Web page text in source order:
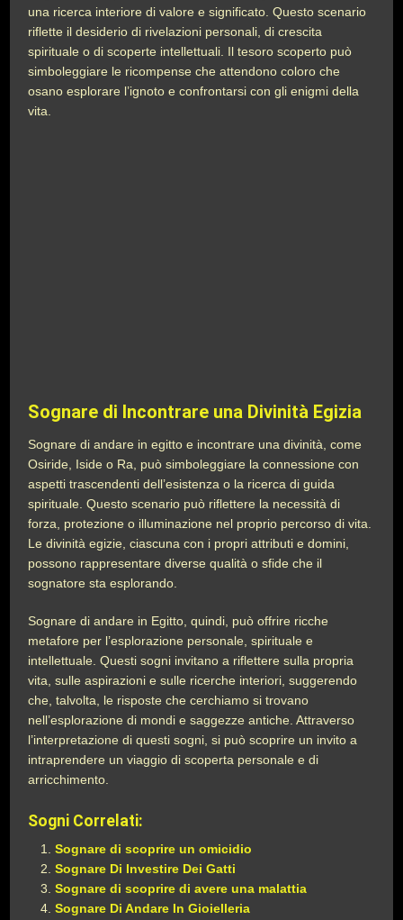
una ricerca interiore di valore e significato. Questo scenario
riflette il desiderio di rivelazioni personali, di crescita
spirituale o di scoperte intellettuali. Il tesoro scoperto può
simboleggiare le ricompense che attendono coloro che
osano esplorare l’ignoto e confrontarsi con gli enigmi della
vita.
Sognare di Incontrare una Divinità Egizia
Sognare di andare in egitto e incontrare una divinità, come
Osiride, Iside o Ra, può simboleggiare la connessione con
aspetti trascendenti dell’esistenza o la ricerca di guida
spirituale. Questo scenario può riflettere la necessità di
forza, protezione o illuminazione nel proprio percorso di vita.
Le divinità egizie, ciascuna con i propri attributi e domini,
possono rappresentare diverse qualità o sfide che il
sognatore sta esplorando.
Sognare di andare in Egitto, quindi, può offrire ricche
metafore per l’esplorazione personale, spirituale e
intellettuale. Questi sogni invitano a riflettere sulla propria
vita, sulle aspirazioni e sulle ricerche interiori, suggerendo
che, talvolta, le risposte che cerchiamo si trovano
nell’esplorazione di mondi e saggezze antiche. Attraverso
l’interpretazione di questi sogni, si può scoprire un invito a
intraprendere un viaggio di scoperta personale e di
arricchimento.
Sogni Correlati:
Sognare di scoprire un omicidio
Sognare Di Investire Dei Gatti
Sognare di scoprire di avere una malattia
Sognare Di Andare In Gioielleria